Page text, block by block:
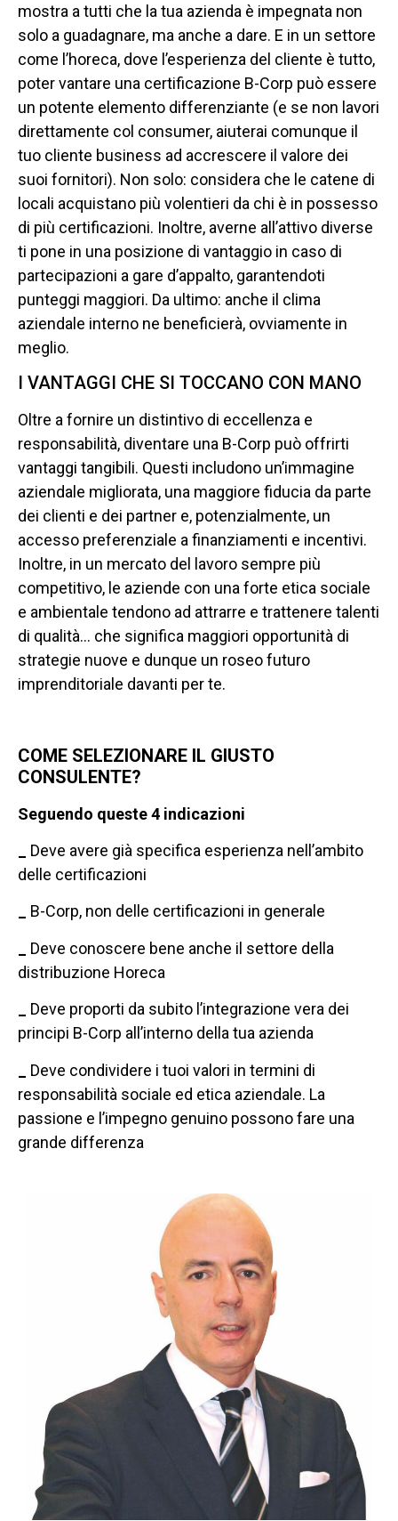
mostra a tutti che la tua azienda è impegnata non
solo a guadagnare, ma anche a dare. E in un settore
come l’horeca, dove l’esperienza del cliente è tutto,
poter vantare una certificazione B-Corp può essere
un potente elemento differenziante (e se non lavori
direttamente col consumer, aiuterai comunque il
tuo cliente business ad accrescere il valore dei
suoi fornitori). Non solo: considera che le catene di
locali acquistano più volentieri da chi è in possesso
di più certificazioni. Inoltre, averne all’attivo diverse
ti pone in una posizione di vantaggio in caso di
partecipazioni a gare d’appalto, garantendoti
punteggi maggiori. Da ultimo: anche il clima
aziendale interno ne beneficierà, ovviamente in
meglio.
I VANTAGGI CHE SI TOCCANO CON MANO
Oltre a fornire un distintivo di eccellenza e
responsabilità, diventare una B-Corp può offrirti
vantaggi tangibili. Questi includono un’immagine
aziendale migliorata, una maggiore fiducia da parte
dei clienti e dei partner e, potenzialmente, un
accesso preferenziale a finanziamenti e incentivi.
Inoltre, in un mercato del lavoro sempre più
competitivo, le aziende con una forte etica sociale
e ambientale tendono ad attrarre e trattenere talenti
di qualità… che significa maggiori opportunità di
strategie nuove e dunque un roseo futuro
imprenditoriale davanti per te.
COME SELEZIONARE IL GIUSTO
CONSULENTE?
Seguendo queste 4 indicazioni
Deve avere già specifica esperienza nell’ambito
delle certificazioni
B-Corp, non delle certificazioni in generale
Deve conoscere bene anche il settore della
distribuzione Horeca
Deve proporti da subito l’integrazione vera dei
principi B-Corp all’interno della tua azienda
Deve condividere i tuoi valori in termini di
responsabilità sociale ed etica aziendale. La
passione e l’impegno genuino possono fare una
grande differenza